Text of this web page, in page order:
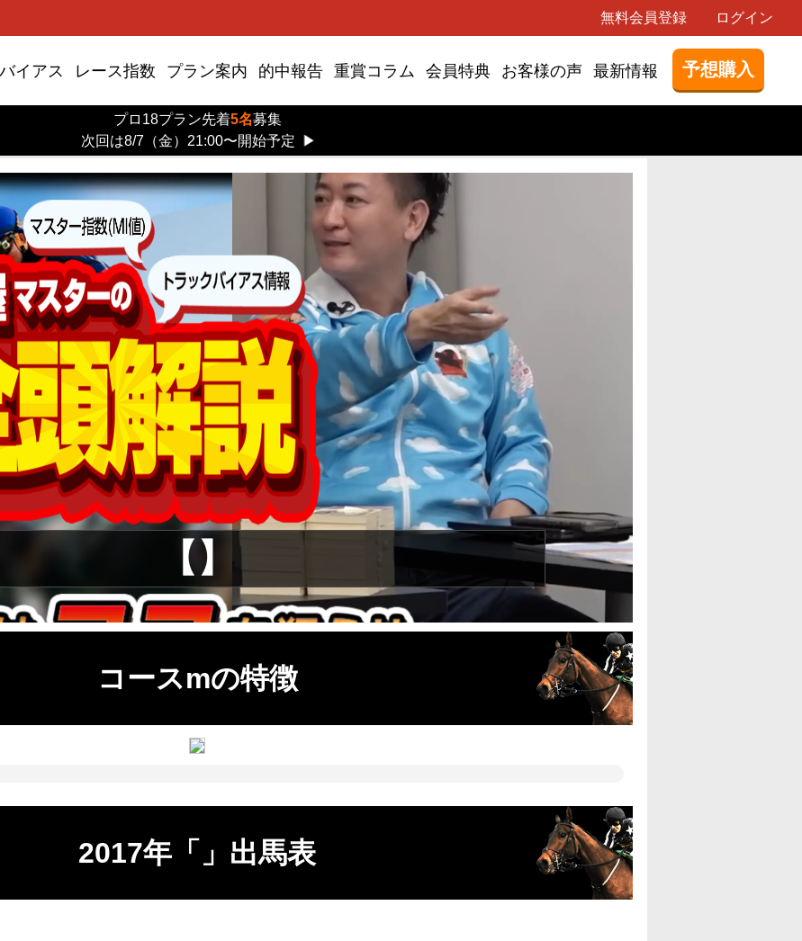
無料会員登録 ログイン
イアス レース指数 プラン案内 的中報告 重賞コラム 会員特典 お客様の声 最新情報 予想購入
プロ18プラン先着5名募集
次回は8/7（金）21:00〜開始予定
▶
【】
コースmの特徴
2017年「」出馬表